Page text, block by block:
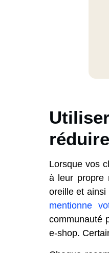
Lorsque vos
à leur propre
oreille et
mentionne
communauté
e-shop.